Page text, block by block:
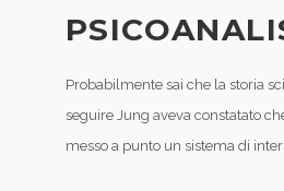
Probabilmente sai che la storia
seguire Jung aveva constatato
messo a punto un sistema di